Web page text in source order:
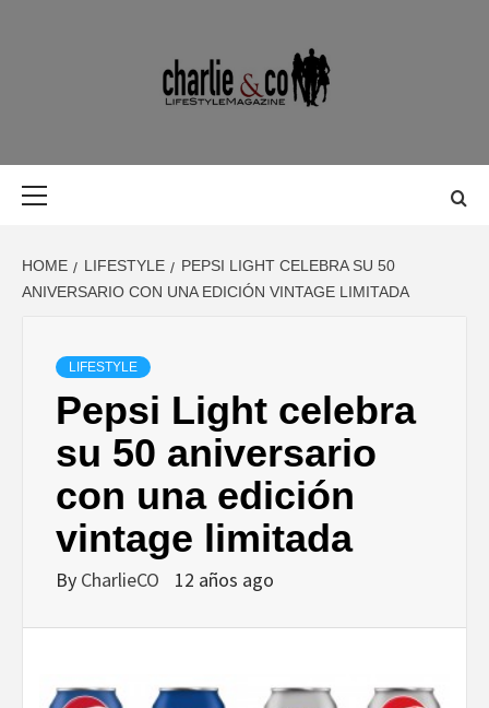
MAGAZINE
BELLEZA,
OCIO,
MOTOR,
DISEÑO…
MAGAZINE DE GASTRONOMÍA, BELLEZA, OCIO, VIAJES,
HOME LIFESTYLE
PEPSI LIGHT CELEBRA SU 50
ANIVERSARIO CON UNA EDICIÓN VINTAGE LIMITADA
LIFESTYLE
Pepsi Light celebra
su 50 aniversario
con una edición
vintage limitada
By CharlieCO 12 años ago